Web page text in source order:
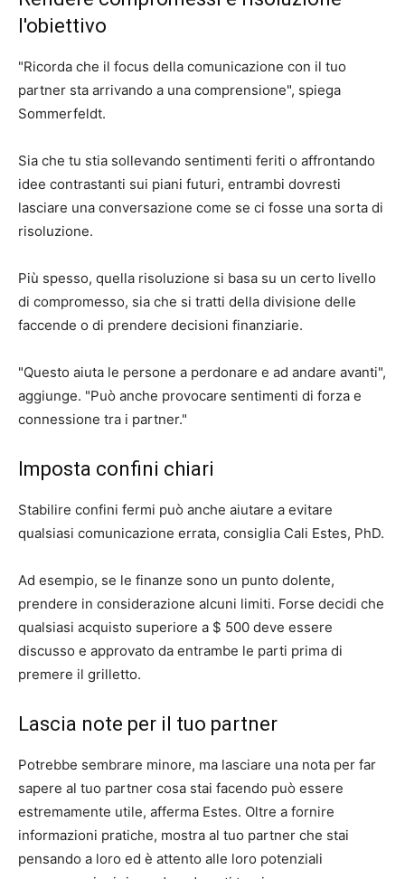
l'obiettivo
"Ricorda che il focus della comunicazione con il tuo
partner sta arrivando a una comprensione", spiega
Sommerfeldt.
Sia che tu stia sollevando sentimenti feriti o affrontando
idee contrastanti sui piani futuri, entrambi dovresti
lasciare una conversazione come se ci fosse una sorta di
risoluzione.
Più spesso, quella risoluzione si basa su un certo livello
di compromesso, sia che si tratti della divisione delle
faccende o di prendere decisioni finanziarie.
"Questo aiuta le persone a perdonare e ad andare avanti",
aggiunge. "Può anche provocare sentimenti di forza e
connessione tra i partner."
Imposta confini chiari
Stabilire confini fermi può anche aiutare a evitare
qualsiasi comunicazione errata, consiglia Cali Estes, PhD.
Ad esempio, se le finanze sono un punto dolente,
prendere in considerazione alcuni limiti. Forse decidi che
qualsiasi acquisto superiore a $ 500 deve essere
discusso e approvato da entrambe le parti prima di
premere il grilletto.
Lascia note per il tuo partner
Potrebbe sembrare minore, ma lasciare una nota per far
sapere al tuo partner cosa stai facendo può essere
estremamente utile, afferma Estes. Oltre a fornire
informazioni pratiche, mostra al tuo partner che stai
pensando a loro ed è attento alle loro potenziali